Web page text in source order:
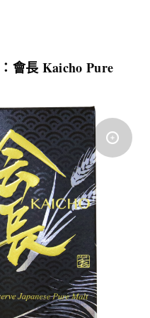
：會長Kaicho Pure